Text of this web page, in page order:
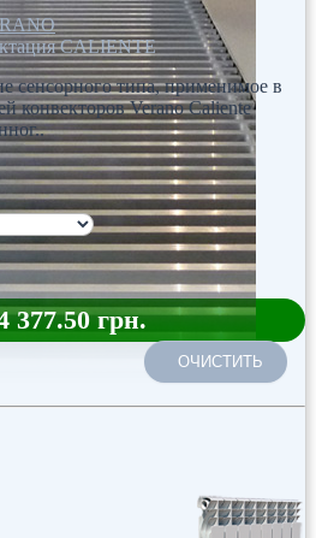
CALIENTE
сенсорного типа, применимое в
конвекторов Verano Caliente
377.50 грн.
ОЧИСТИТЬ